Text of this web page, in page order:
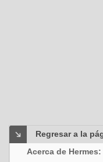
Regresar a la
Acerca de Hermes: